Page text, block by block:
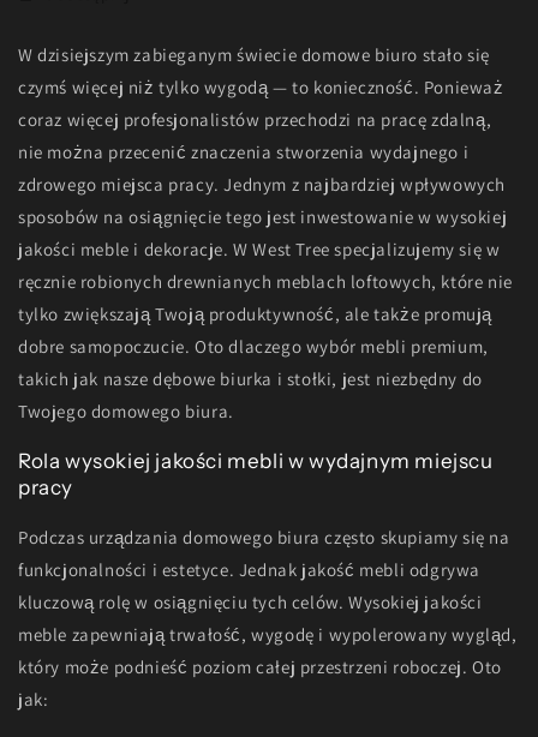
W dzisiejszym zabieganym świecie domowe biuro stało się
czymś więcej niż tylko wygodą — to konieczność. Ponieważ
coraz więcej profesjonalistów przechodzi na pracę zdalną,
nie można przecenić znaczenia stworzenia wydajnego i
zdrowego miejsca pracy. Jednym z najbardziej wpływowych
sposobów na osiągnięcie tego jest inwestowanie w wysokiej
jakości meble i dekoracje. W West Tree specjalizujemy się w
ręcznie robionych drewnianych meblach loftowych, które nie
tylko zwiększają Twoją produktywność, ale także promują
dobre samopoczucie. Oto dlaczego wybór mebli premium,
takich jak nasze dębowe biurka i stołki, jest niezbędny do
Twojego domowego biura.
Rola wysokiej jakości mebli w wydajnym miejscu
pracy
Podczas urządzania domowego biura często skupiamy się na
funkcjonalności i estetyce. Jednak jakość mebli odgrywa
kluczową rolę w osiągnięciu tych celów. Wysokiej jakości
meble zapewniają trwałość, wygodę i wypolerowany wygląd,
który może podnieść poziom całej przestrzeni roboczej. Oto
jak: